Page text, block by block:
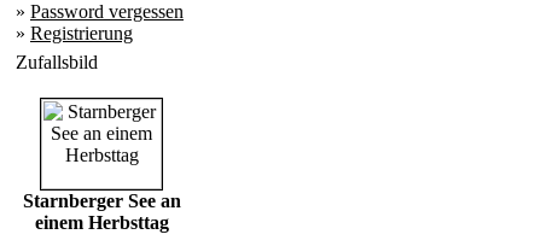
» Password vergessen
» Registrierung
Zufallsbild
Starnberger See an
einem Herbsttag